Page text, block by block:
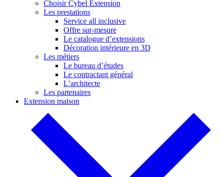
Choisir Cybel Extension
Les prestations
Service all inclusive
Offre sur-mesure
Le catalogue d’extensions
Décoration intérieure en 3D
Les métiers
Le bureau d’études
Le contractant général
L’architecte
Les partenaires
Extension maison